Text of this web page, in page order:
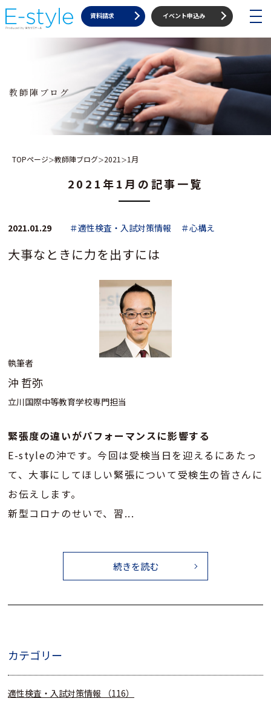
toggle
資料請求 イベント申込み
教師陣ブログ
TOPページ＞教師陣ブログ＞2021 ＞1月
2021年1月の記事一覧
2021.01.29 ＃適性検査・入試対策情報 ＃心構え
大事なときに力を出すには
執筆者
沖 哲弥
立川国際中等教育学校専門担当
緊張度の違いがパフォーマンスに影響する
E-styleの沖です。今回は受検当日を迎えるにあたっ
て、大事にしてほしい緊張について受検生の皆さんに
お伝えします。
新型コロナのせいで、習...
続きを読む
カテゴリー
適性検査・入試対策情報
（116）